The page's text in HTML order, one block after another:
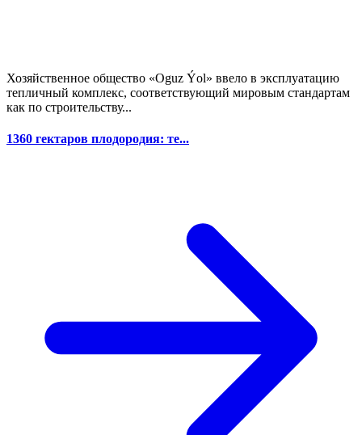
Хозяйственное общество «Oguz Ýol» ввело в эксплуатацию
тепличный комплекс, соответствующий мировым стандартам
как по строительству...
1360 гектаров плодородия: те...